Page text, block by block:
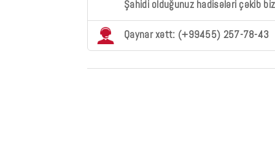
Şahidi olduğunuz hadisələri çəkib
Qaynar xətt: (+99455) 257-78-43